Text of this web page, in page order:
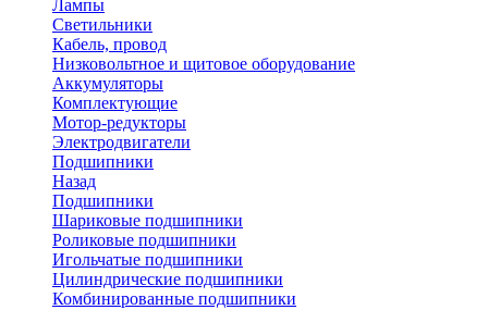
Лампы
Светильники
Кабель, провод
Низковольтное и щитовое оборудование
Аккумуляторы
Комплектующие
Мотор-редукторы
Электродвигатели
Подшипники
Назад
Подшипники
Шариковые подшипники
Роликовые подшипники
Игольчатые подшипники
Цилиндрические подшипники
Комбинированные подшипники